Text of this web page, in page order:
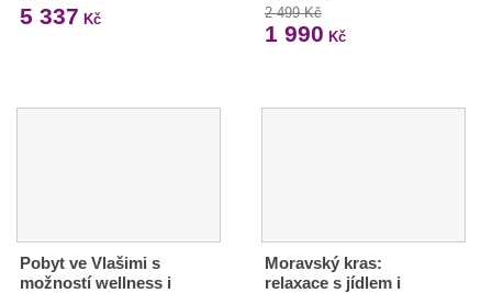
5 337 Kč 2 499 Kč
1 990 Kč
Pobyt ve Vlašimi s
možností wellness i
Moravský kras:
relaxace s jídlem i